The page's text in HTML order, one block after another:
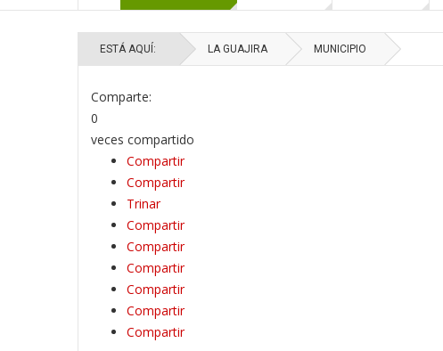
ESTÁ AQUÍ: LA GUAJIRA MUNICIPIO
Comparte:
0
veces compartido
Compartir
Compartir
Trinar
Compartir
Compartir
Compartir
Compartir
Compartir
Compartir